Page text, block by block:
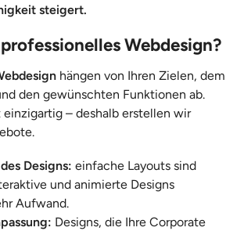
steigert.
Webdesign?
hängen von Ihren Zielen, dem
den gewünschten Funktionen ab.
einzigartig – deshalb erstellen wir
Designs: einfache Layouts sind
und animierte Designs
Aufwand.
Designs, die Ihre Corporate